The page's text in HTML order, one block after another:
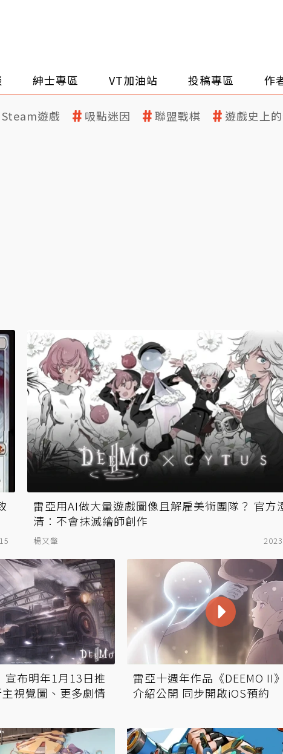
紳士專區 VT加油站 投稿專區 作
Steam遊戲 吸點迷因 聯盟戰棋 遊戲史上
雷亞用AI做大量遊戲圖像且解雇美術團隊？ 官方
清：不會抹滅繪師創作
楊又肇
宣布明年1月13日推
視覺圖、更多劇情
雷亞十週年作品《DEEMO II
介紹公開 同步開啟iOS預約